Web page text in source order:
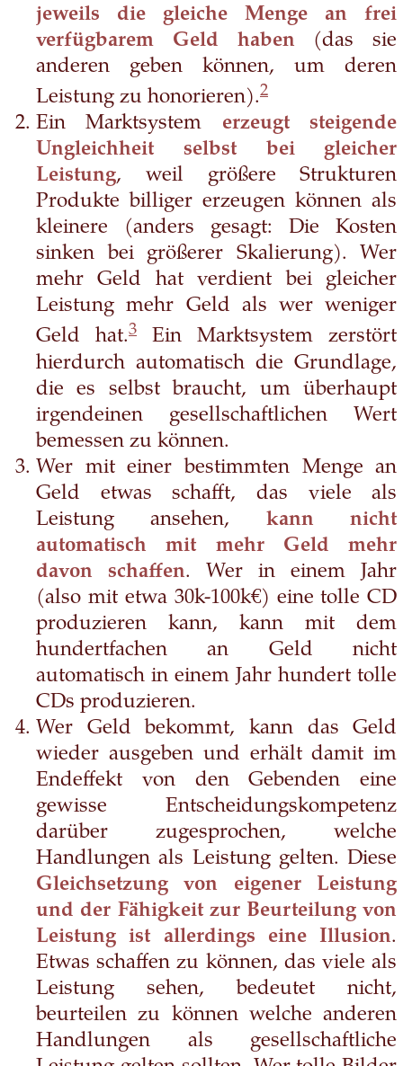
jeweils die gleiche Menge an frei
verfügbarem Geld haben (das sie
anderen geben können, um deren
Leistung zu honorieren).2
Ein Marktsystem erzeugt steigende
Ungleichheit selbst bei gleicher
Leistung, weil größere Strukturen
Produkte billiger erzeugen können als
kleinere (anders gesagt: Die Kosten
sinken bei größerer Skalierung). Wer
mehr Geld hat verdient bei gleicher
Leistung mehr Geld als wer weniger
Geld hat.3 Ein Marktsystem zerstört
hierdurch automatisch die Grundlage,
die es selbst braucht, um überhaupt
irgendeinen gesellschaftlichen Wert
bemessen zu können.
Wer mit einer bestimmten Menge an
Geld etwas schafft, das viele als
Leistung ansehen, kann nicht
automatisch mit mehr Geld mehr
davon schaffen. Wer in einem Jahr
(also mit etwa 30k-100k€) eine tolle CD
produzieren kann, kann mit dem
hundertfachen an Geld nicht
automatisch in einem Jahr hundert tolle
CDs produzieren.
Wer Geld bekommt, kann das Geld
wieder ausgeben und erhält damit im
Endeffekt von den Gebenden eine
gewisse Entscheidungskompetenz
darüber zugesprochen, welche
Handlungen als Leistung gelten. Diese
Gleichsetzung von eigener Leistung
und der Fähigkeit zur Beurteilung von
Leistung ist allerdings eine Illusion.
Etwas schaffen zu können, das viele als
Leistung sehen, bedeutet nicht,
beurteilen zu können welche anderen
Handlungen als gesellschaftliche